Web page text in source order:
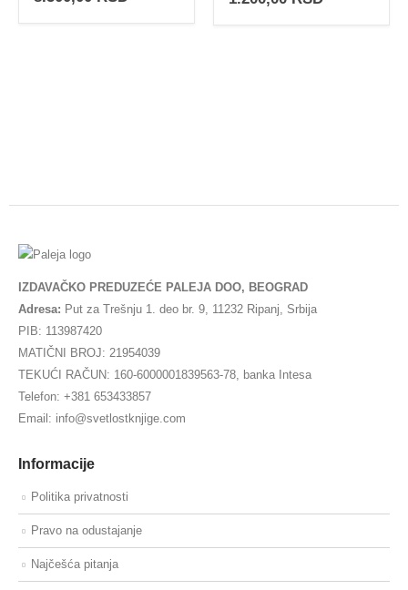
IZDAVAČKO PREDUZEĆE PALEJA DOO, BEOGRAD
Adresa: Put za Trešnju 1. deo br. 9, 11232 Ripanj, Srbija
PIB: 113987420
MATIČNI BROJ: 21954039
TEKUĆI RAČUN: 160-6000001839563-78, banka Intesa
Telefon: +381 653433857
Email: info@svetlostknjige.com
Informacije
Politika privatnosti
Pravo na odustajanje
Najčešća pitanja